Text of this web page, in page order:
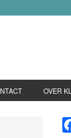
OVER